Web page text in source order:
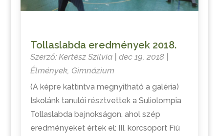
Tollaslabda eredmények 2018.
Szerző: Kertész Szilvia| dec 19, 2018|
Élmények, Gimnázium
(A képre kattintva megnyitható a galéria)
Iskolánk tanulói résztvettek a Suliolompia
Tollaslabda bajnokságon, ahol szép
eredményeket értek el: III. korcsoport Fiú